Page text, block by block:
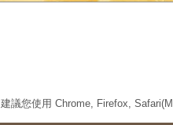
建議您使用 Chrome, Firefox,